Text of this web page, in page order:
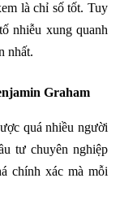
là chỉ số tốt. Tuy
nhiễu xung quanh
nhất.
Graham
quá nhiều người
tư chuyên nghiệp
chính xác mà mỗi